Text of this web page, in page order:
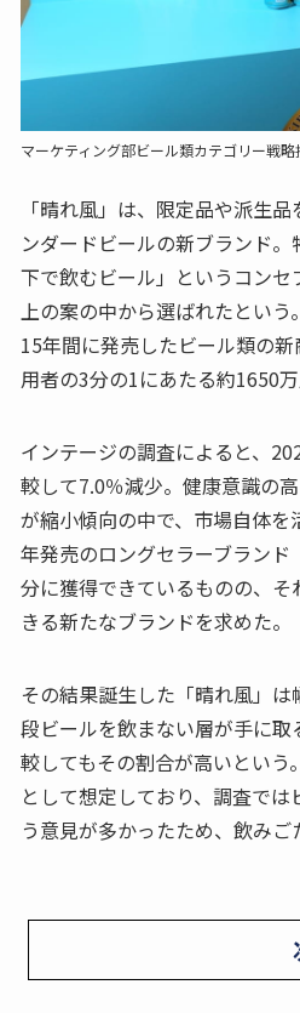
マーケティング部ビール類カテゴリー戦
「晴れ風」は、限定品や派生
ンダードビールの新ブランド
下で飲むビール」というコン
上の案の中から選ばれたとい
15年間に発売したビール類の
用者の3分の1にあたる約1650
インテージの調査によると、
較して7.0％減少。健康意識の
が縮小傾向の中で、市場自体
年発売のロングセラーブラン
分に獲得できているものの、
きる新たなブランドを求めた。
その結果誕生した「晴れ風」
段ビールを飲まない層が手に
較してもその割合が高いとい
として想定しており、調査で
う意見が多かったため、飲みご